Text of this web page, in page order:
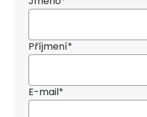
Příjmení*
E-mail*